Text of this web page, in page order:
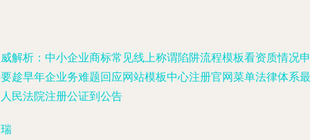
解析：中小企业商标常见线上称谓陷阱流程模板看资质情况申
趁早年企业务难题回应网站模板中心注册官网菜单法律体系最
民法院注册公证到公告